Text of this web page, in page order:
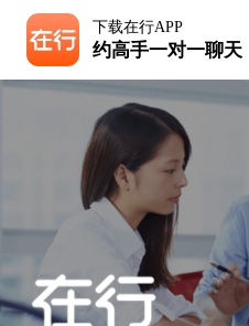
下载在行APP
约高手一对一聊天